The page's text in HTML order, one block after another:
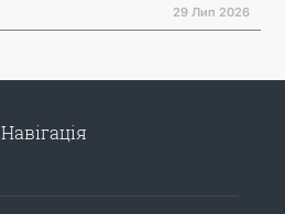
29 Лип 2026
Навігація